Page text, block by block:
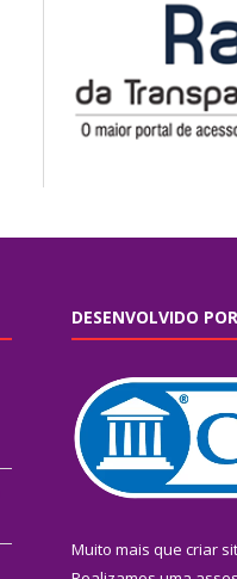
DESENVOLVIDO
Muito mais que criar